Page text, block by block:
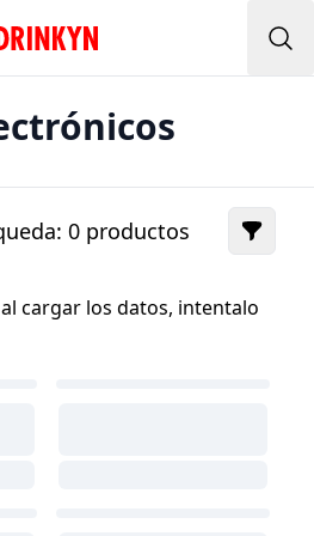
Inicio Drinkyn
0 productos
cargar los datos, intentalo